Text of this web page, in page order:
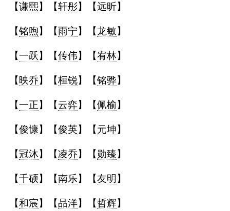
【谦熙】【轩彤】【远昕】
【铭煦】【雨宁】【龙敏】
【一跃】【传伟】【宥林】
【 映乔】【桓锐】【铭骅】
【一正】【云弈】【佩榆】
【俊慷】【俊英】【元坤】
【冠沐】【凌乔】【勋臻】
【千硕 】【南乐】【友明 】
【和宸】【品洋】【哲辉】